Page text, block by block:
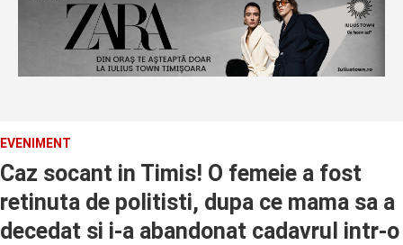
EVENIMENT
Caz socant in Timis! O femeie a fost
retinuta de politisti, dupa ce mama sa a
decedat si i-a abandonat cadavrul intr-o